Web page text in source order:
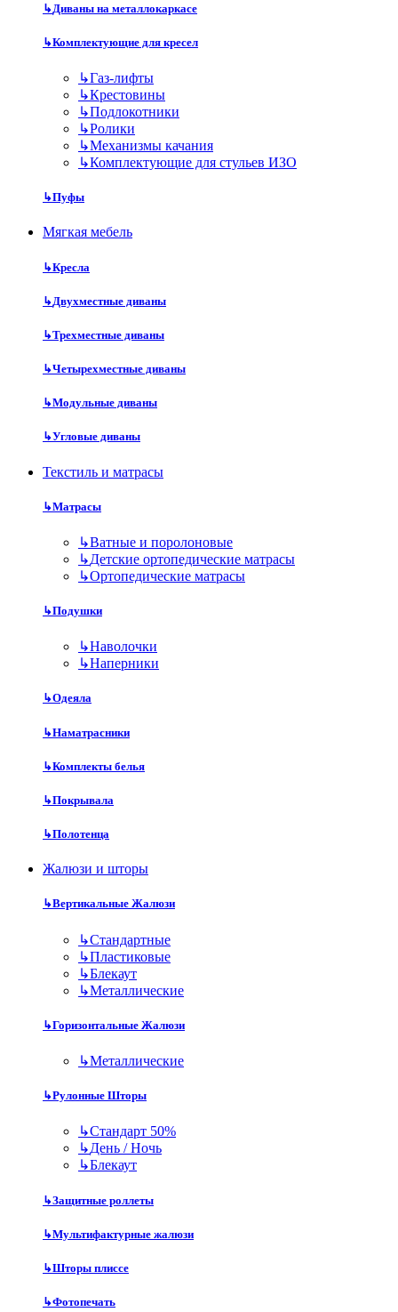
↳Диваны на металлокаркасе
↳Комплектующие для кресел
↳Газ-лифты
↳Крестовины
↳Подлокотники
↳Ролики
↳Механизмы качания
↳Комплектующие для стульев ИЗО
↳Пуфы
Мягкая мебель
↳Кресла
↳Двухместные диваны
↳Трехместные диваны
↳Четырехместные диваны
↳Модульные диваны
↳Угловые диваны
Текстиль и матрасы
↳Матрасы
↳Ватные и поролоновые
↳Детские ортопедические матрасы
↳Ортопедические матрасы
↳Подушки
↳Наволочки
↳Наперники
↳Одеяла
↳Наматрасники
↳Комплекты белья
↳Покрывала
↳Полотенца
Жалюзи и шторы
↳Вертикальные Жалюзи
↳Стандартные
↳Пластиковые
↳Блекаут
↳Металлические
↳Горизонтальные Жалюзи
↳Металлические
↳Рулонные Шторы
↳Стандарт 50%
↳День / Ночь
↳Блекаут
↳Защитные роллеты
↳Мультифактурные жалюзи
↳Шторы плиссе
↳Фотопечать